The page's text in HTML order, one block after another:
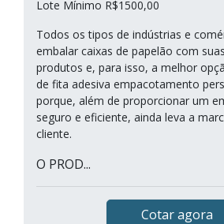
Lote Mínimo R$1500,00
Todos os tipos de indústrias e
embalar caixas de papelão com
produtos e, para isso, a melhor
de fita adesiva empacotamento
porque, além de proporcionar um
seguro e eficiente, ainda leva a
cliente.
O PROD...
Cotar agora